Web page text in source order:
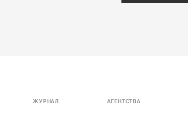
ЖУРНАЛ АГЕНТСТВА